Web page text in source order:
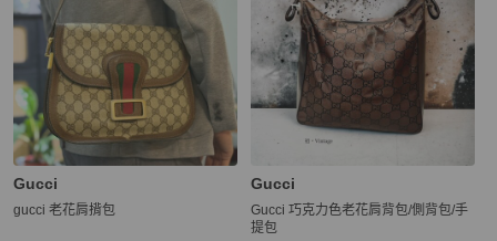
Gucci
gucci 老花肩揹包
Gucci
Gucci 巧克力色老花肩背包/側背包/手
提包